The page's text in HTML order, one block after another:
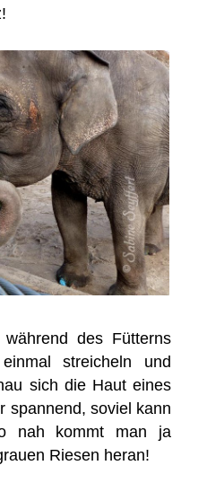
des Fütterns
streicheln und
sich die Haut eines
spannend, soviel kann
nah kommt man ja
Riesen heran!